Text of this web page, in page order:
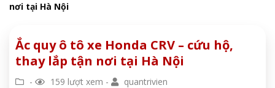
nơi tại Hà Nội
Ắc quy ô tô xe Honda CRV – cứu hộ,
thay lắp tận nơi tại Hà Nội
- 159 lượt xem - quantrivien